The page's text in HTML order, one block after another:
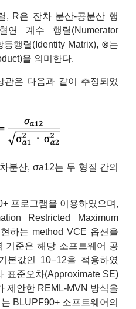
, R은 잔차 분산-공분산 행
계수 행렬(Numerator
등행렬(Identity Matrix), ⊗는
을 의미한다.
관은 다음과 같이 추정되었
분산, σa12는 두 형질 간의
프로그램을 이용하였으며,
Restricted Maximum
하는 method VCE 옵션을
기준은 해당 소프트웨어 공
본값인 10−12을 적용하였
표준오차(Approximate SE)
제안한 REML-MVN 방식을
BLUPF90+ 소프트웨어의